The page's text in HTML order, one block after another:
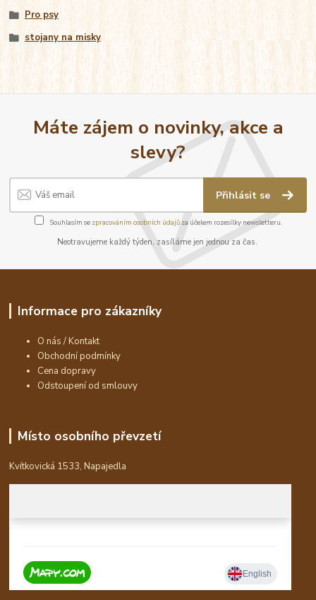
Pro psy
stojany na misky
Máte zájem o novinky, akce a
slevy?
Přihlásit se
Souhlasím se zpracováním osobních údajůza účelem rozesílky newsletteru.
Neotravujeme každý týden, zasíláme jen jednou za čas.
Informace pro zákazníky
O nás / Kontakt
Obchodní podmínky
Cena dopravy
Odstoupení od smlouvy
Místo osobního převzetí
Kvítkovická 1533, Napajedla